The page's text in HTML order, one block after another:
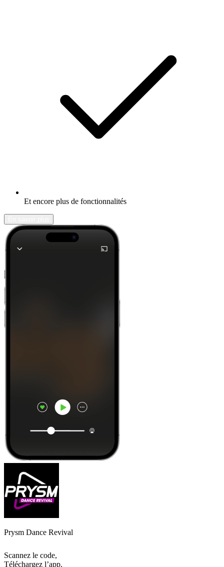
Et encore plus de fonctionnalités
Prysm Dance Revival
Scannez le code,
Téléchargez l’app,